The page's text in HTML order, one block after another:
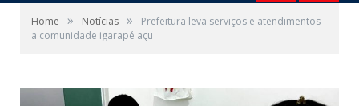
Home » Notícias »
Prefeitura leva serviços e atendimentos
a comunidade igarapé açu